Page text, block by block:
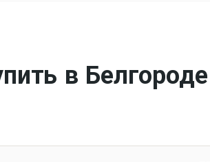
в Белгороде